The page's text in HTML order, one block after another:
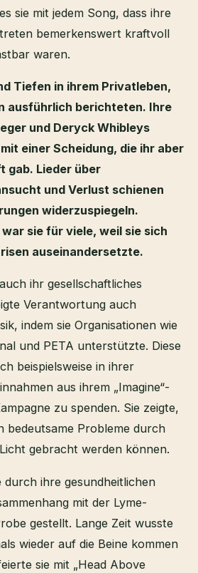
sie mit jedem Song, dass ihre
bemerkenswert kraftvoll
waren.
Tiefen in ihrem Privatleben,
ausführlich berichteten. Ihre
und Deryck Whibleys
einer Scheidung, die ihr aber
gab. Lieder über
und Verlust schienen
widerzuspiegeln.
sie für viele, weil sie sich
auseinandersetzte.
ihr gesellschaftliches
Verantwortung auch
indem sie Organisationen wie
und PETA unterstützte. Diese
beispielsweise in ihrer
aus ihrem „Imagine“-
zu spenden. Sie zeigte,
bedeutsame Probleme durch
gebracht werden können.
ihre gesundheitlichen
mit der Lyme-
gestellt. Lange Zeit wusste
wieder auf die Beine kommen
sie mit „Head Above